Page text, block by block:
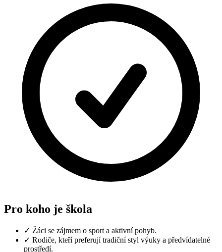
Pro koho je škola
✓ Žáci se zájmem o sport a aktivní pohyb.
✓ Rodiče, kteří preferují tradiční styl výuky a předvídatelné
prostředí.